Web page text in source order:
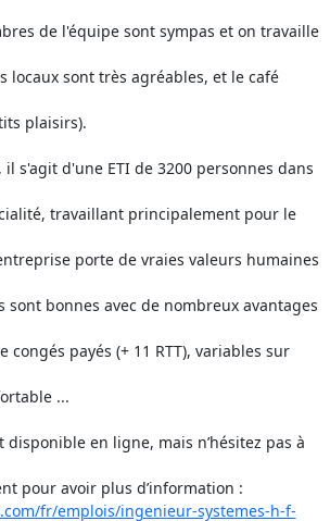
de l'équipe sont sympas et on travaille
locaux sont très agréables, et le café
plaisirs).
il s'agit d'une ETI de 3200 personnes dans
travaillant principalement pour le
porte de vraies valeurs humaines
sont bonnes avec de nombreux avantages
congés payés (+ 11 RTT), variables sur
...
disponible en ligne, mais n’hésitez pas à
fr/emplois/ingenieur-systemes-h-f-